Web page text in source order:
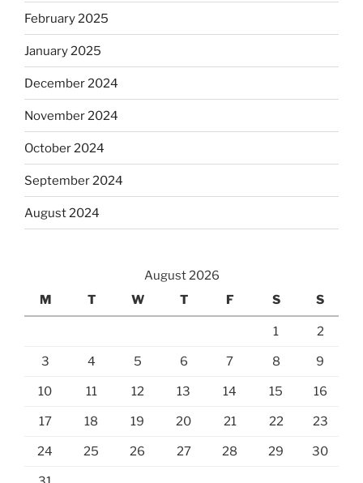
February 2025
January 2025
December 2024
November 2024
October 2024
September 2024
August 2024
August 2026
M
T W T F S S
1 2
3 4 5 6 7 8 9
10 11 12 13 14 15 16
17 18 19 20 21 22 23
24 25 26 27 28 29 30